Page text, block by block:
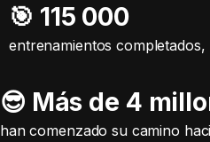
😎 Más de 4
han comenzado su camino
🎯️ 115 000
entrenamientos completados,